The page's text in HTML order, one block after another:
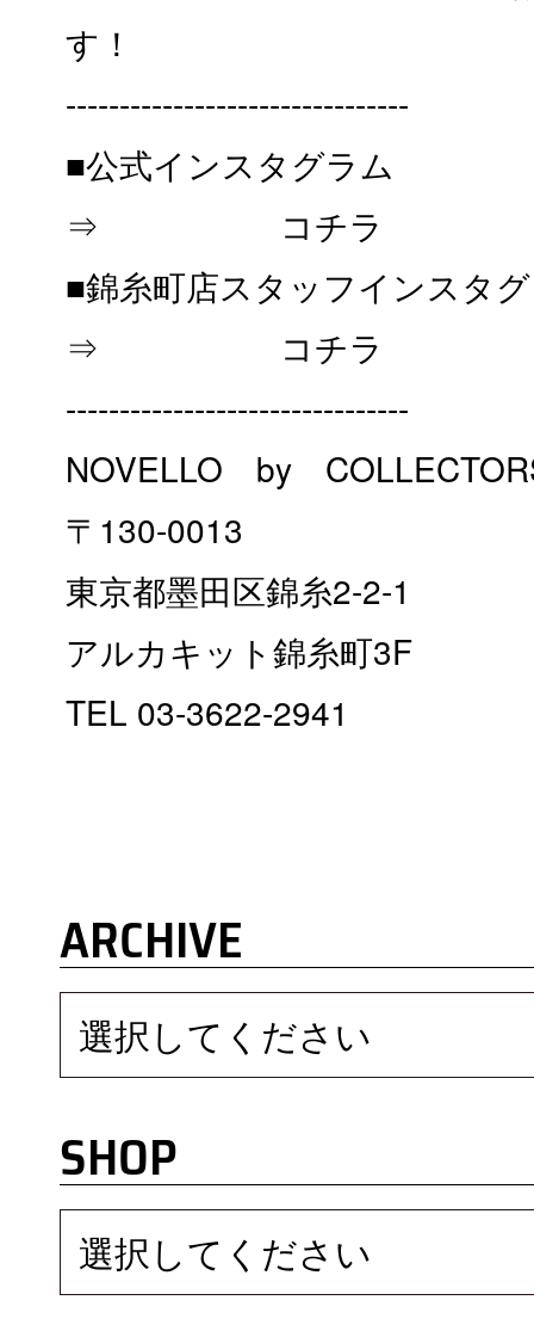
す！
--------------------------------
■公式インスタグラム
⇒ コチラ
■錦糸町店スタッフインスタ
⇒ コチラ
--------------------------------
NOVELLO by
〒130-0013
東京都墨田区錦糸2-2-1
アルカキット錦糸町3F
TEL 03-3622-2941
ARCHIVE
選択してください
SHOP
選択してください